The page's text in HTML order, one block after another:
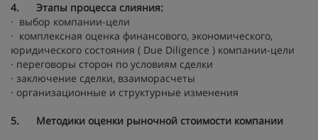
4.
Этапы процесса слияния:
· выбор компании-цели
· комплексная оценка финансового, экономического,
юридического состояния ( Due Diligence ) компании-цели
· переговоры сторон по условиям сделки
· заключение сделки, взаиморасчеты
· организационные и структурные изменения
5. Методики оценки рыночной стоимости компании